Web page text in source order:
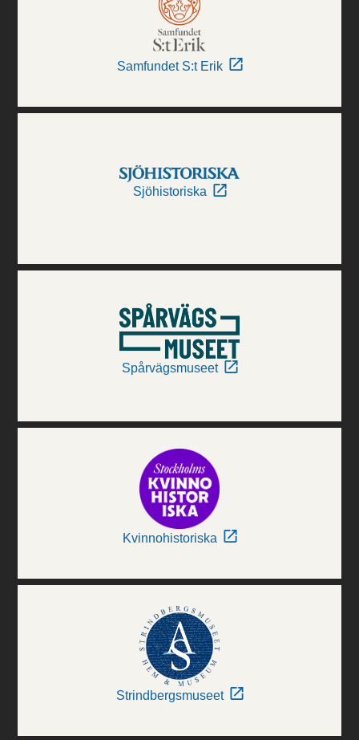
Samfundet S:t Erik
Sjöhistoriska
Spårvägsmuseet
Kvinnohistoriska
Strindbergsmuseet